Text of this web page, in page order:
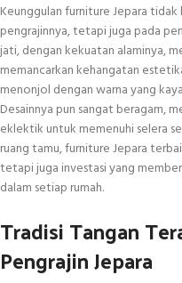
Keunggulan furniture Jepara
pengrajinnya, tetapi juga pada
jati, dengan kekuatan alaminya,
memancarkan kehangatan
menonjol dengan warna yang
Desainnya pun sangat beragam,
eklektik untuk memenuhi selera
ruang tamu, furniture Jepara
tetapi juga investasi yang
dalam setiap rumah.
Tradisi Tangan
Pengrajin Jepara